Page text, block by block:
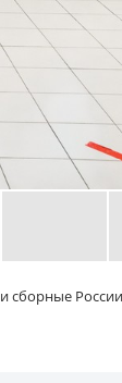
сборные